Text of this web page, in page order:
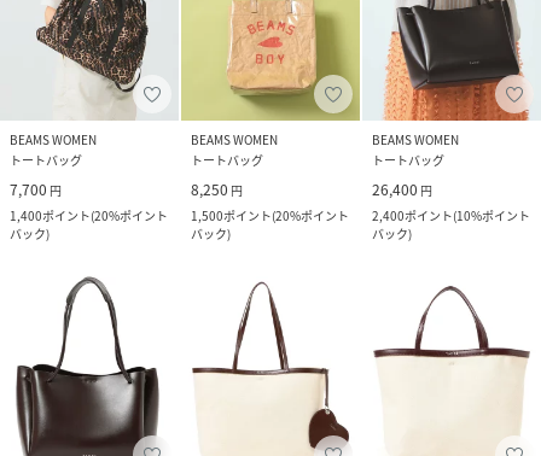
BEAMS WOMEN
トートバッグ
7,700 円
1,400ポイント(20%ポイント
バック)
BEAMS WOMEN
トートバッグ
8,250 円
1,500ポイント(20%ポイント
バック)
BEAMS WOMEN
トートバッグ
26,400 円
2,400ポイント(10%ポイント
バック)